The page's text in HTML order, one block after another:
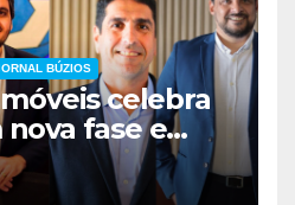
BÚZIOS
celebra
fase e
renovado